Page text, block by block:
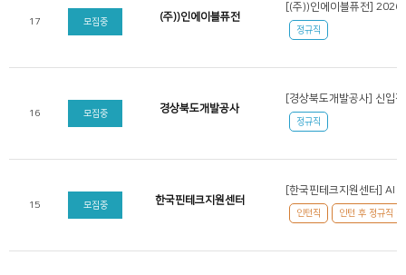
17 모집중 (주))인에이블퓨전
[(주))인에이블퓨전] 2026
정규직
16 모집중 경상북도개발공사
[경상북도개발공사] 신입
정규직
15 모집중 한국핀테크지원센터
인턴직 인턴 후 정규직 전